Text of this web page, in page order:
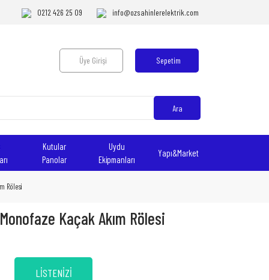
0212 426 25 09 info@ozsahinlerelektrik.com
Üye Girişi Sepetim
Ara
Kutular
Panolar
Uydu
Ekipmanları
Yapı&Market
Rölesi
Kaçak Akım Rölesi
LİSTENİZİ